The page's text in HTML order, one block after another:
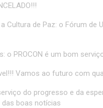
Cultura de Paz: o Fórum de
o PROCON é um bom
Vamos ao futuro com
do progresso e da
boas notícias